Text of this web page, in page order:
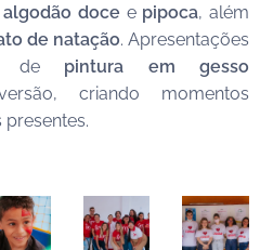
algodão doce e pipoca, além
de natação. Apresentações
de pintura em gesso
criando momentos